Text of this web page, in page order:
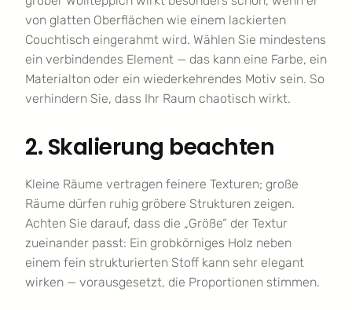
von glatten Oberflächen wie einem lackierten
Couchtisch eingerahmt wird. Wählen Sie mindestens
ein verbindendes Element — das kann eine Farbe, ein
Materialton oder ein wiederkehrendes Motiv sein. So
verhindern Sie, dass Ihr Raum chaotisch wirkt.
2. Skalierung beachten
Kleine Räume vertragen feinere Texturen; große
Räume dürfen ruhig gröbere Strukturen zeigen.
Achten Sie darauf, dass die „Größe“ der Textur
zueinander passt: Ein grobkörniges Holz neben
einem fein strukturierten Stoff kann sehr elegant
wirken — vorausgesetzt, die Proportionen stimmen.